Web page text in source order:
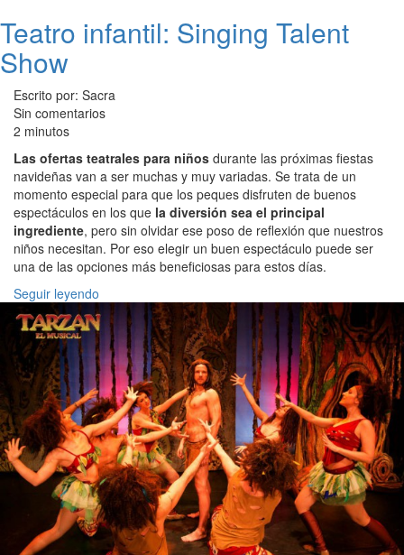
Teatro infantil: Singing Talent
Show
Escrito por: Sacra
Sin comentarios
2 minutos
Las ofertas teatrales para niños durante las próximas fiestas
navideñas van a ser muchas y muy variadas. Se trata de un
momento especial para que los peques disfruten de buenos
espectáculos en los que la diversión sea el principal
ingrediente, pero sin olvidar ese poso de reflexión que nuestros
niños necesitan. Por eso elegir un buen espectáculo puede ser
una de las opciones más beneficiosas para estos días.
Seguir leyendo